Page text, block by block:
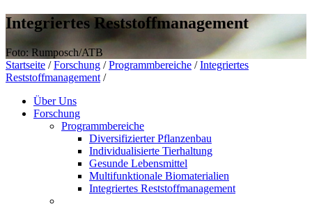
Integriertes Reststoffmanagement
Foto: Rumposch/ATB
Startseite / Forschung / Programmbereiche / Integriertes
Reststoffmanagement /
Über Uns
Forschung
Programmbereiche
Diversifizierter Pflanzenbau
Individualisierte Tierhaltung
Gesunde Lebensmittel
Multifunktionale Biomaterialien
Integriertes Reststoffmanagement